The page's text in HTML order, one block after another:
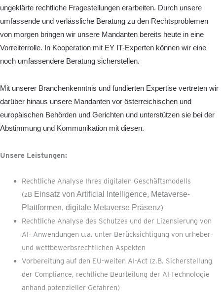
ungeklärte rechtliche Fragestellungen erarbeiten. Durch unsere
umfassende und verlässliche Beratung zu den Rechtsproblemen
von morgen bringen wir unsere Mandanten bereits heute in eine
Vorreiterrolle. In Kooperation mit EY IT-Experten können wir eine
noch umfassendere Beratung sicherstellen.
Mit unserer Branchenkenntnis und fundierten Expertise vertreten wir
darüber hinaus unsere Mandanten vor österreichischen und
europäischen Behörden und Gerichten und unterstützen sie bei der
Abstimmung und Kommunikation mit diesen.
Unsere Leistungen:
Rechtliche Analyse Ihres digitalen Geschäftsmodells
(zB Einsatz von Artificial Intelligence, Metaverse-
Plattformen, digitale Metaverse Präsenz)
Rechtliche Analyse des Schutzes und der Lizensierung von
AI- Anwendungen u.a. unter Berücksichtigung von urheber-
und wettbewerbsrechtlichen Aspekten
Vorbereitung auf den EU-weiten AI-Act (z.B. Sicherstellung
der Compliance, rechtliche Beurteilung der AI-Technologie
anhand potenzieller Gefahren)